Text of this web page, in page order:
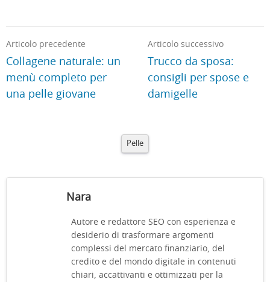
Articolo precedente
Collagene naturale: un
menù completo per
una pelle giovane
Articolo successivo
Trucco da sposa:
consigli per spose e
damigelle
Pelle
Nara
Autore e redattore SEO con esperienza e
desiderio di trasformare argomenti
complessi del mercato finanziario, del
credito e del mondo digitale in contenuti
chiari, accattivanti e ottimizzati per la